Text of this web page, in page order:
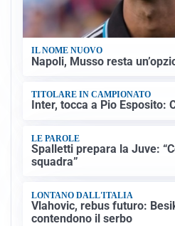
IL NOME NUOVO
Napoli, Musso resta
TITOLARE IN CAMPIONATO
Inter, tocca a Pio Esposito:
LE PAROLE
Spalletti prepara la Juve:
squadra”
LONTANO DALL'ITALIA
Vlahovic, rebus futuro:
contendono il serbo